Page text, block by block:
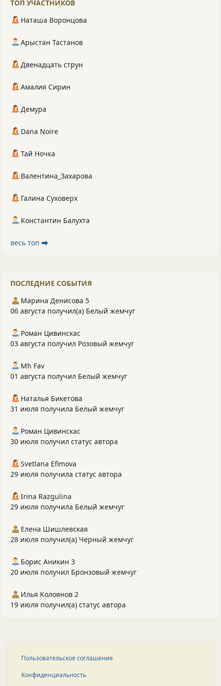
ТОП УЧАСТНИКОВ
Наташа Воронцова
Арыстан Тастанов
Двенадцать струн
Амалия Сирин
Демура
Dana Noire
Тай Ночка
Валентина_Захарова
Галина Суховерх
Константин Балухта
весь топ ⮕
ПОСЛЕДНИЕ СОБЫТИЯ
Марина Денисова 5
06 августа получил(а) Белый жемчуг
Роман Цивинскас
03 августа получил Розовый жемчуг
Mh Fav
01 августа получил Белый жемчуг
Наталья Бикетова
31 июля получила Белый жемчуг
Роман Цивинскас
30 июля получил статус автора
Svetlana Efimova
29 июля получила статус автора
Irina Razgulina
29 июля получила Белый жемчуг
Елена Шишлевская
28 июля получил(а) Черный жемчуг
Борис Аникин 3
20 июля получил Бронзовый жемчуг
Илья Колоянов 2
19 июля получил(а) статус автора
Пользовательское соглашение
Конфиденциальность